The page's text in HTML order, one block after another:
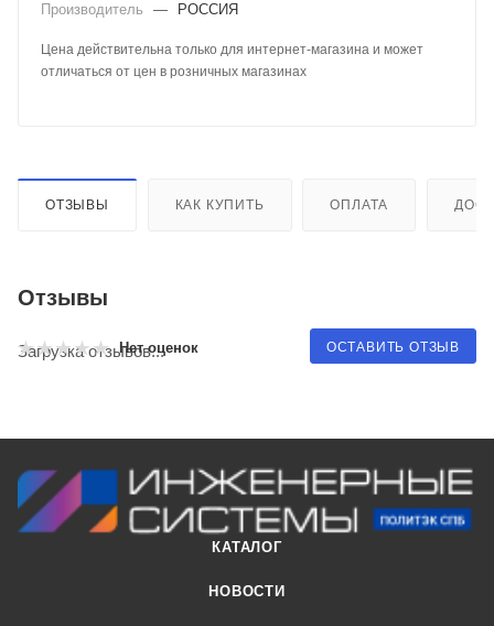
Производитель
— РОССИЯ
Цена действительна только для интернет-магазина и может
отличаться от цен в розничных магазинах
ОТЗЫВЫ КАК КУПИТЬ ОПЛАТА
Отзывы
Нет оценок ОСТАВИТЬ ОТЗЫВ
Загрузка отзывов...
КАТАЛОГ
НОВОСТИ